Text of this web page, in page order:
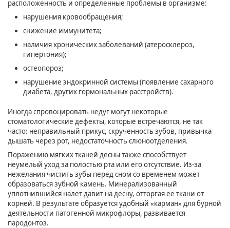
расположенность и определенные проблемы в организме:
нарушения кровообращения;
снижение иммунитета;
наличия хронических заболеваний (атеросклероз,
гипертония);
остеопороз;
нарушение эндокринной системы (появление сахарного
диабета, других гормональных расстройств).
Иногда спровоцировать недуг могут некоторые
стоматологические дефекты, которые встречаются, не так
часто: неправильный прикус, скрученность зубов, привычка
дышать через рот, недостаточность слюноотделения.
Поражению мягких тканей десны также способствует
неумелый уход за полостью рта или его отсутствие. Из-за
нежелания чистить зубы перед сном со временем может
образоваться зубной камень. Минерализованный
уплотнившийся налет давит на десну, отторгая ее ткани от
корней. В результате образуется удобный «карман» для бурной
деятельности патогенной микрофлоры, развивается
пародонтоз.